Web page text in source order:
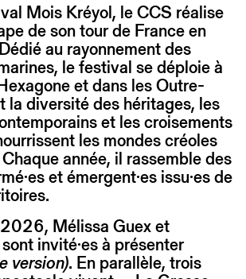
Mois Kréyol, le CCS réalise
de son tour de France en
au rayonnement des
le festival se déploie à
et dans les Outre-
la diversité des héritages, les
et les croisements
les mondes créoles
Chaque année, il rassemble des
et émergent·es issu·es de
2026, Mélissa Guex et
invité·es à présenter
version). En parallèle, trois